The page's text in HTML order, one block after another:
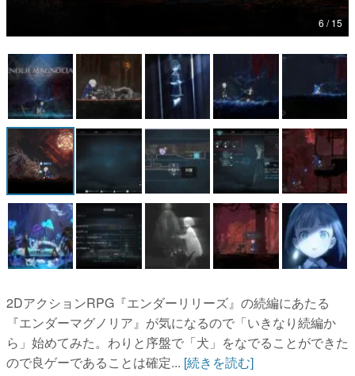
マンガ
女性向け
アプリレビュー
その他
電ファミニコゲーマーとは？
運営：株式会社マレ
6 / 15
2DアクションRPG『エンダーリリーズ』の続編にあたる
『エンダーマグノリア』が気になるので「いきなり続編か
ら」始めてみた。わりと序盤で「犬」をなでることができた
ので良ゲーであることは確定... [続きを読む]